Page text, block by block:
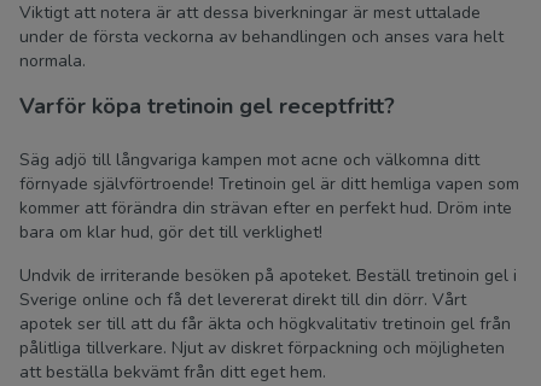
Viktigt att notera är att dessa biverkningar är mest uttalade
under de första veckorna av behandlingen och anses vara helt
normala.
Varför köpa tretinoin gel receptfritt?
Säg adjö till långvariga kampen mot acne och välkomna ditt
förnyade självförtroende! Tretinoin gel är ditt hemliga vapen som
kommer att förändra din strävan efter en perfekt hud. Dröm inte
bara om klar hud, gör det till verklighet!
Undvik de irriterande besöken på apoteket. Beställ tretinoin gel i
Sverige online och få det levererat direkt till din dörr. Vårt
apotek ser till att du får äkta och högkvalitativ tretinoin gel från
pålitliga tillverkare. Njut av diskret förpackning och möjligheten
att beställa bekvämt från ditt eget hem.